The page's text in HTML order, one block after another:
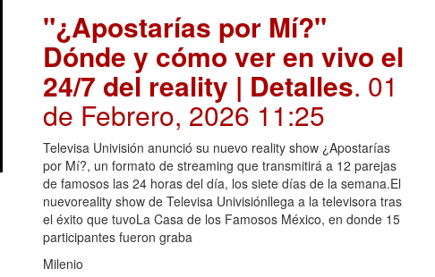
"¿Apostarías por Mí?"
Dónde y cómo ver en vivo el
24/7 del reality | Detalles. 01
de Febrero, 2026 11:25
Televisa Univisión anunció su nuevo reality show ¿Apostarías
por Mí?, un formato de streaming que transmitirá a 12 parejas
de famosos las 24 horas del día, los siete días de la semana.El
nuevoreality show de Televisa Univisiónllega a la televisora tras
el éxito que tuvoLa Casa de los Famosos México, en donde 15
participantes fueron graba
Milenio